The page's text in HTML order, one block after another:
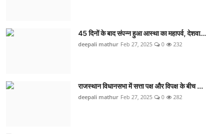
45 दिनों के बाद संपन्न हुआ आस्था का महापर्व, देशवा...
deepali mathur Feb 27, 2025 0 232
राजस्थान विधानसभा में सत्ता पक्ष और विपक्ष के बीच ...
deepali mathur Feb 27, 2025 0 282